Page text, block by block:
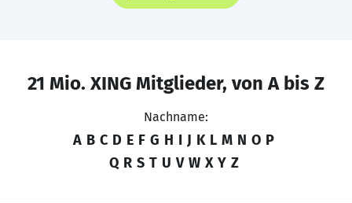
21 Mio. XING Mitglieder, von A bis Z
Nachname:
A B C D E F G H I J K L M N O P
Q R S T U V W X Y Z